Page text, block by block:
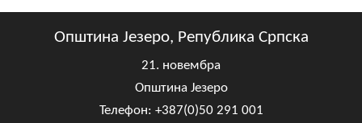
Општина Језеро, Република Српска
21. новембра
Општина Језеро
Телефон: +387(0)50 291 001